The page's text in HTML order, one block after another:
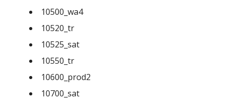
10500_wa4
10520_tr
10525_sat
10550_tr
10600_prod2
10700_sat